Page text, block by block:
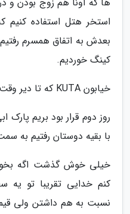
استخر هتل استفاده کنیم
بعدش به اتفاق همسرم
کینگ خوردیم.
خیابون KUTA که تا دیر وقت رستوران ها باز بودن
روز دوم قرار بود بریم
با بقیه دوستان رفتیم به
خیلی خوش گذشت اگه
کنم خدایی تقریبا تو یه
نسبت به هم داشتن ولی